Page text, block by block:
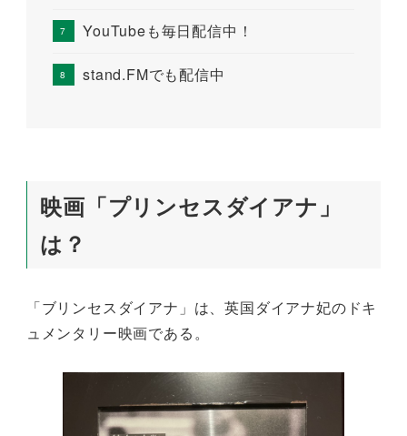
YouTubeも毎日配信中！
stand.FMでも配信中
映画「プリンセスダイアナ」
は？
「ブリンセスダイアナ」は、英国ダイアナ妃のドキ
ュメンタリー映画である。